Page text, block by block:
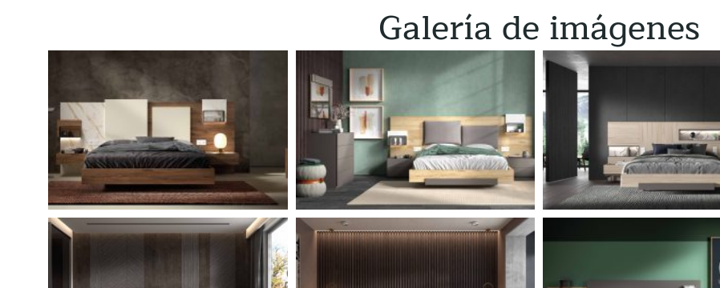
Galería de imágenes